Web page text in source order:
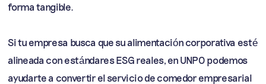
forma tangible.
Si tu empresa busca que su alimentación corporativa esté
alineada con estándares ESG reales, en UNPO podemos
ayudarte a convertir el servicio de comedor empresarial